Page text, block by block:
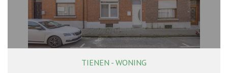
3 2
TIENEN - WONING